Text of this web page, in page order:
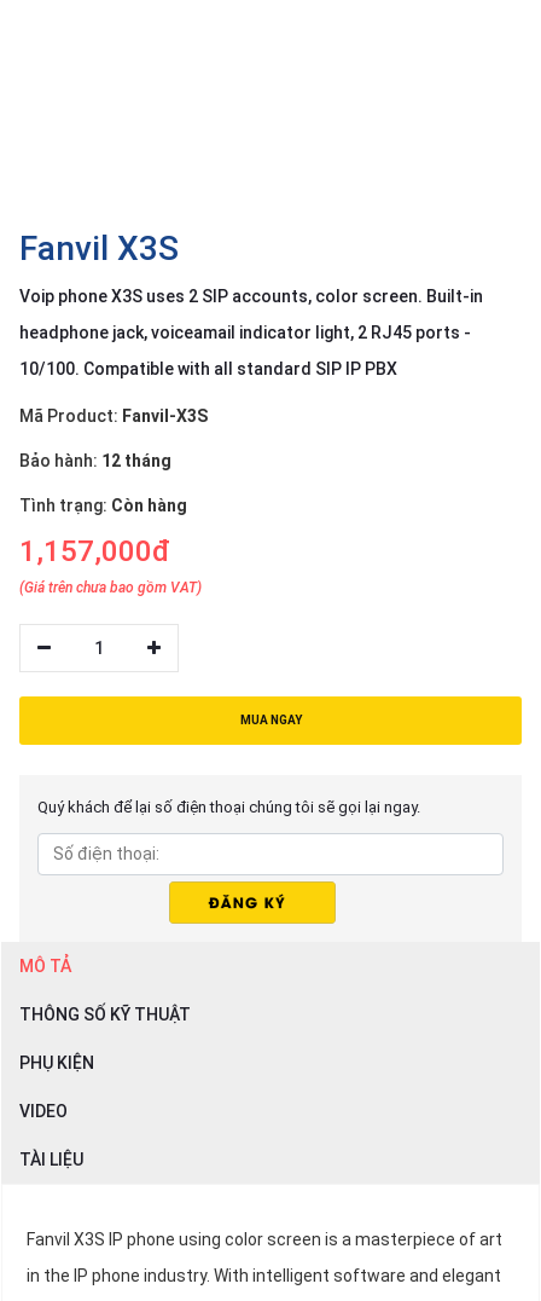
Fanvil X3S
Voip phone X3S uses 2 SIP accounts, color screen. Built-in
headphone jack, voiceamail indicator light, 2 RJ45 ports -
10/100. Compatible with all standard SIP IP PBX
Mã Product: Fanvil-X3S
Bảo hành: 12 tháng
Tình trạng: Còn hàng
1,157,000đ
(Giá trên chưa bao gồm VAT)
1
MUA NGAY
Quý khách để lại số điện thoại chúng tôi sẽ gọi lại ngay.
MÔ TẢ
THÔNG SỐ KỸ THUẬT
PHỤ KIỆN
VIDEO
TÀI LIỆU
Fanvil X3S IP phone using color screen is a masterpiece of art
in the IP phone industry. With intelligent software and elegant
Contact
thiệu
LANGUAGE
Tiếng